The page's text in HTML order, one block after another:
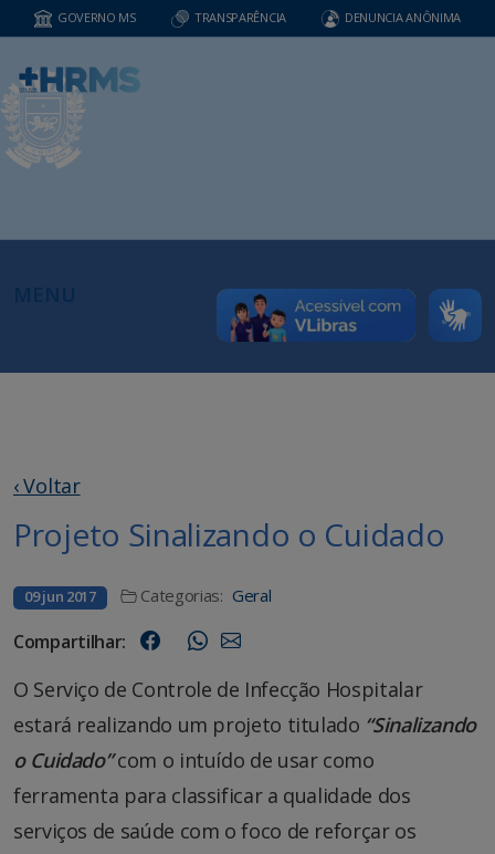
GOVERNO MS TRANSPARÊNCIA DENUNCIA ANÔNIMA
‹ Voltar
Projeto Sinalizando o Cuidado
09 jun 2017 Categorias: Geral
Compartilhar:
O Serviço de Controle de Infecção Hospitalar
estará realizando um projeto titulado “Sinalizando
o Cuidado”com o intuído de usar como
ferramenta para classificar a qualidade dos
serviços de saúde com o foco de reforçar os